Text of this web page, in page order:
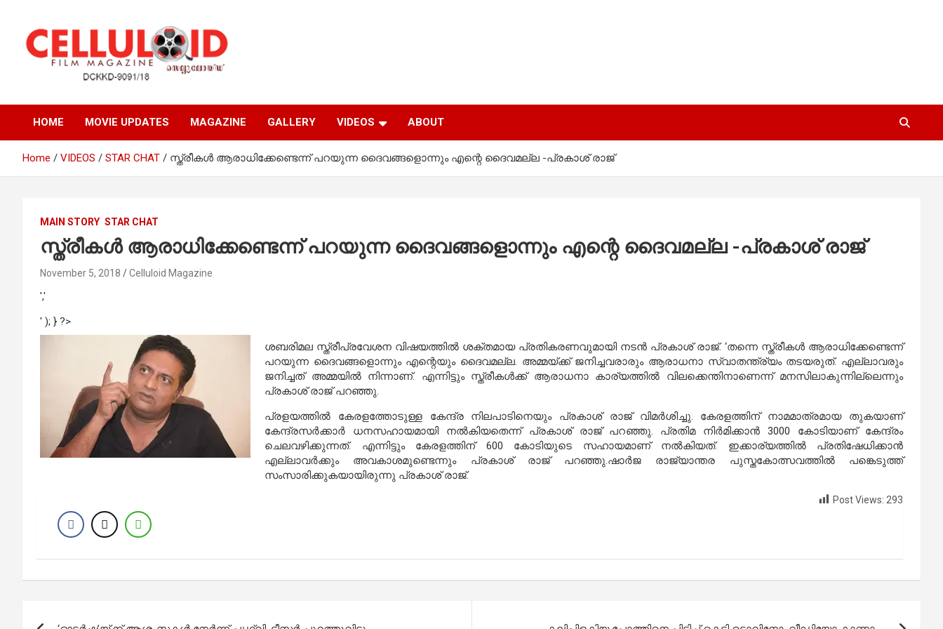
content
celluloid
HOME MOVIE UPDATES MAGAZINE GALLERY VIDEOS ABOUT
Home VIDEOS STAR CHAT സ്ത്രീകള്‍ ആരാധിക്കേണ്ടെന്ന് പറയുന്ന ദൈവങ്ങളൊന്നും എന്റെ ദൈവമല്ല -പ്രകാശ് രാജ്
MAIN STORY STAR CHAT
സ്ത്രീകള്‍ ആരാധിക്കേണ്ടെന്ന് പറയുന്ന ദൈവങ്ങളൊന്നും എന്റെ ദൈവമല്ല -പ്രകാശ് രാജ്
November 5, 2018 Celluloid Magazine
','
' ); } ?>
ശബരിമല സ്ത്രീപ്രവേശന വിഷയത്തില്‍ ശക്തമായ പ്രതികരണവുമായി നടന്‍ പ്രകാശ് രാജ്. ‘തന്നെ സ്ത്രീകള്‍ ആരാധിക്കേണ്ടെന്ന്
പറയുന്ന ദൈവങ്ങളൊന്നും എന്റെയും ദൈവമല്ല. അമ്മയ്ക്ക് ജനിച്ചവരാരും ആരാധനാ സ്വാതന്ത്ര്യം തടയരുത്. എല്ലാവരും
ജനിച്ചത് അമ്മയില്‍ നിന്നാണ്. എന്നിട്ടും സ്ത്രീകള്‍ക്ക് ആരാധനാ കാര്യത്തില്‍ വിലക്കെന്തിനാണെന്ന് മനസിലാകുന്നില്ലെന്നും
പ്രകാശ് രാജ് പറഞ്ഞു.
പ്രളയത്തില്‍ കേരളത്തോടുള്ള കേന്ദ്ര നിലപാടിനെയും പ്രകാശ് രാജ് വിമര്‍ശിച്ചു. കേരളത്തിന് നാമമാത്രമായ തുകയാണ്
കേന്ദ്രസര്‍ക്കാര്‍ ധനസഹായമായി നല്‍കിയതെന്ന് പ്രകാശ് രാജ് പറഞ്ഞു. പ്രതിമ നിര്‍മിക്കാന്‍ 3000 കോടിയാണ് കേന്ദ്രം
ചെലവഴിക്കുന്നത്. എന്നിട്ടും കേരളത്തിന് 600 കോടിയുടെ സഹായമാണ് നല്‍കിയത്. ഇക്കാര്യത്തില്‍ പ്രതിഷേധിക്കാന്‍
എല്ലാവര്‍ക്കും അവകാശമുണ്ടെന്നും പ്രകാശ് രാജ് പറഞ്ഞു.ഷാര്‍ജ രാജ്യാന്തര പുസ്തകോത്സവത്തില്‍ പങ്കെടുത്ത്
സംസാരിക്കുകയായിരുന്നു പ്രകാശ് രാജ്.
Post Views: 293